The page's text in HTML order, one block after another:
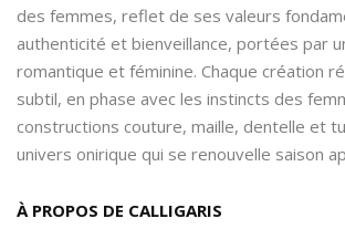
des femmes, reflet de ses valeurs
authenticité et bienveillance, portées par
romantique et féminine. Chaque création
subtil, en phase avec les instincts des
constructions couture, maille, dentelle et
univers onirique qui se renouvelle saison
À PROPOS DE CALLIGARIS